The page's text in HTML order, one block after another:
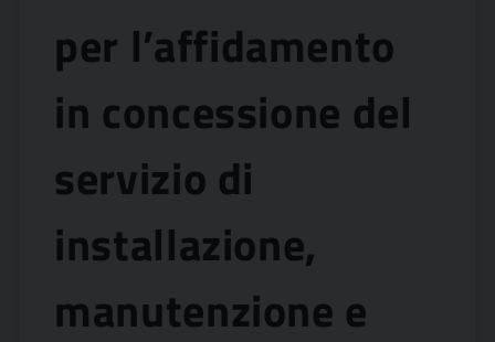
per l’affidamento
in concessione del
servizio di
installazione,
manutenzione e